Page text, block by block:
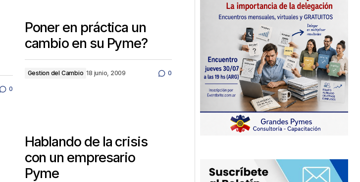
0
Poner en práctica un
cambio en su Pyme?
Gestion del Cambio 18 junio, 2009 0
Hablando de la crisis
con un empresario
Pyme